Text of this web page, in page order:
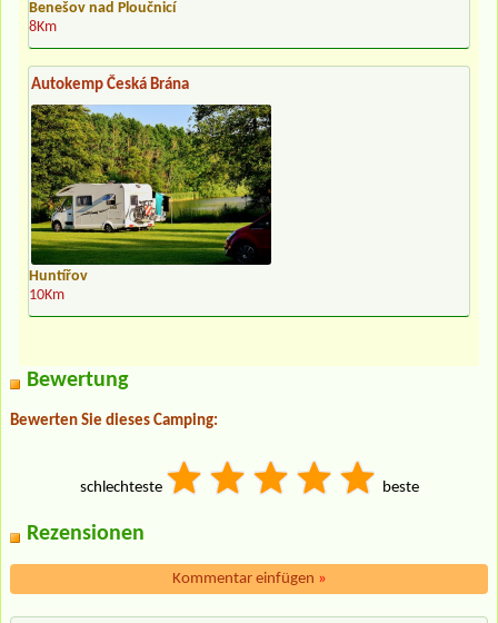
Benešov nad Ploučnicí
8Km
Autokemp Česká Brána
Huntířov
10Km
Bewertung
Bewerten Sie dieses Camping:
schlechteste beste
Rezensionen
Kommentar einfügen »